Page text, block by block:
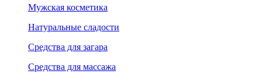
Мужская косметика
Натуральные сладости
Средства для загара
Средства для массажа